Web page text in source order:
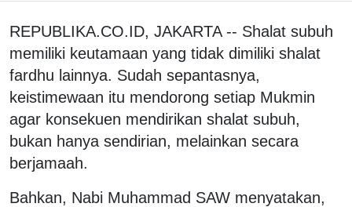
REPUBLIKA.CO.ID, JAKARTA -- Shalat subuh
memiliki keutamaan yang tidak dimiliki shalat
fardhu lainnya. Sudah sepantasnya,
keistimewaan itu mendorong setiap Mukmin
agar konsekuen mendirikan shalat subuh,
bukan hanya sendirian, melainkan secara
berjamaah.
Bahkan, Nabi Muhammad SAW menyatakan,